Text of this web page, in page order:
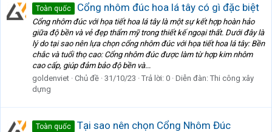
Toàn quốc Cổng nhôm đúc hoa lá tây có gì đặc biệt
Cổng nhôm đúc với họa tiết hoa lá tây là một sự kết hợp hoàn hảo
giữa độ bền và vẻ đẹp thẩm mỹ trong thiết kế ngoại thất. Dưới đây là
lý do tại sao nên lựa chọn cổng nhôm đúc với họa tiết hoa lá tây: Bền
chắc và tuổi thọ cao: Cổng nhôm đúc được làm từ hợp kim nhôm
cao cấp, giúp đảm bảo độ bền và...
goldenviet Chủ đề 31/10/23 Trả lời: 0 Diễn đàn: Thi công xây
dựng
Toàn quốc
Tại sao nên chọn Cổng Nhôm Đúc